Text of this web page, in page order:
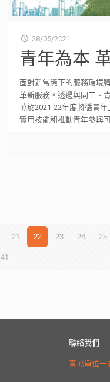
28/05/2021
青年為本
面對新常態下的服務環境
革新服務。透過與同工、
協於2021-22年度將循青
實用技能和推動青年參與
21 22 23 24 25
41
聯絡我們
青協單位一